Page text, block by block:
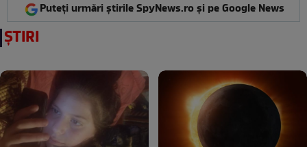
Puteți urmări știrile SpyNews.ro și pe Google News
ȘTIRI